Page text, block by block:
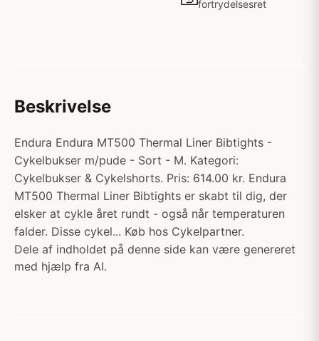
fortrydelsesret
Beskrivelse
Endura Endura MT500 Thermal Liner Bibtights -
Cykelbukser m/pude - Sort - M. Kategori:
Cykelbukser & Cykelshorts. Pris: 614.00 kr. Endura
MT500 Thermal Liner Bibtights er skabt til dig, der
elsker at cykle året rundt - også når temperaturen
falder. Disse cykel... Køb hos Cykelpartner.
Dele af indholdet på denne side kan være genereret
med hjælp fra AI.